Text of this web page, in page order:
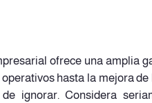
ofrece una amplia
hasta la mejora
ignorar. Considera